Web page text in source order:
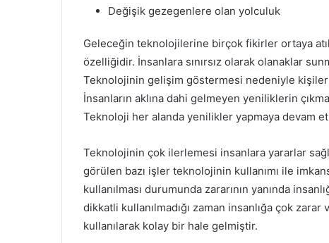
Değişik gezegenlere olan yolculuk
Geleceğin teknolojilerine birçok fikirler ortaya
özelliğidir. İnsanlara sınırsız olarak olanaklar
Teknolojinin gelişim göstermesi nedeniyle
İnsanların aklına dahi gelmeyen yeniliklerin
Teknoloji her alanda yenilikler yapmaya devam
Teknolojinin çok ilerlemesi insanlara yararlar
görülen bazı işler teknolojinin kullanımı ile
kullanılması durumunda zararının yanında
dikkatli kullanılmadığı zaman insanlığa çok
kullanılarak kolay bir hale gelmiştir.